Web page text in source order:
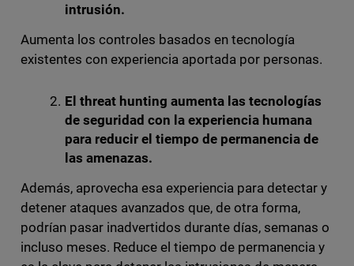
intrusión.
Aumenta los controles basados en tecnología
existentes con experiencia aportada por personas.
El threat hunting aumenta las tecnologías
de seguridad con la experiencia humana
para reducir el tiempo de permanencia de
las amenazas.
Además, aprovecha esa experiencia para detectar y
detener ataques avanzados que, de otra forma,
podrían pasar inadvertidos durante días, semanas o
incluso meses. Reduce el tiempo de permanencia y